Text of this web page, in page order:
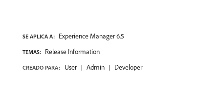
SE APLICA A: Experience Manager 6.5
TEMAS: Release Information
CREADO PARA: User Admin Developer